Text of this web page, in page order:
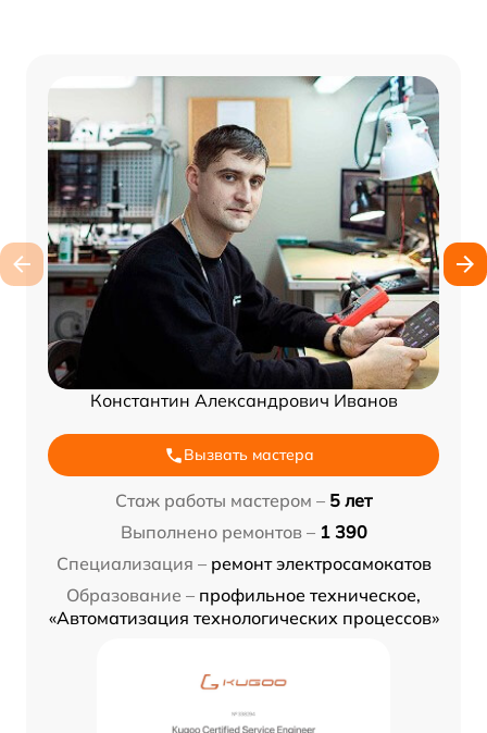
Константин Александрович Иванов
Вызвать мастера
Стаж работы мастером – 5 лет
Выполнено ремонтов – 1 390
Специализация – ремонт электросамокатов
Образование – профильное техническое,
«Автоматизация технологических процессов»